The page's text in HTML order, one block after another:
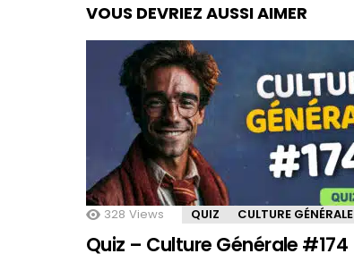
VOUS DEVRIEZ AUSSI AIMER
328 Views QUIZ CULTURE GÉNÉRALE
Quiz – Culture Générale #174